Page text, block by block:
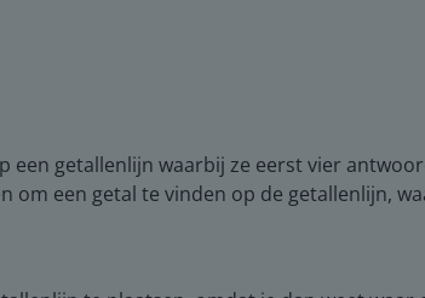
een getallenlijn waarbij ze eerst vier
om een getal te vinden op de getallenlijn,